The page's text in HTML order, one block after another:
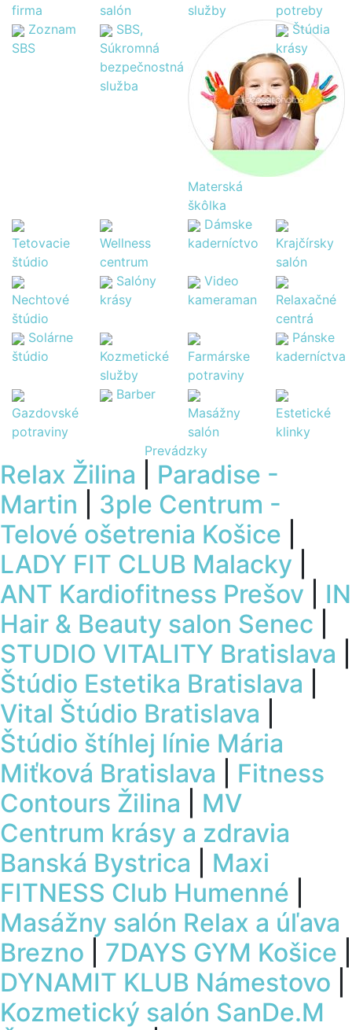
firma
salón
služby
potreby
Zoznam
SBS
SBS,
Súkromná
bezpečnostná
služba
Materská
škôlka
Štúdia
krásy
Tetovacie
štúdio
Wellness
centrum
Dámske
kaderníctvo
Krajčírsky
salón
Nechtové
štúdio
Salóny
krásy
Video
kameraman
Relaxačné
centrá
Solárne
štúdio
Kozmetické
služby
Farmárske
potraviny
Pánske
kaderníctva
Gazdovské
potraviny
Barber
Masážny
salón
Estetické
klinky
Prevádzky
Relax Žilina
Paradise -
Martin
3ple Centrum -
Telové ošetrenia Košice
LADY FIT CLUB Malacky
ANT Kardiofitness Prešov
IN
Hair & Beauty salon Senec
STUDIO VITALITY Bratislava
Štúdio Estetika Bratislava
Vital Štúdio Bratislava
Štúdio štíhlej línie Mária
Miťková Bratislava
Fitness
Contours Žilina
MV
Centrum krásy a zdravia
Banská Bystrica
Maxi
FITNESS Club Humenné
Masážny salón Relax a úľava
Brezno
7DAYS GYM Košice
DYNAMIT KLUB Námestovo
Kozmetický salón SanDe.M